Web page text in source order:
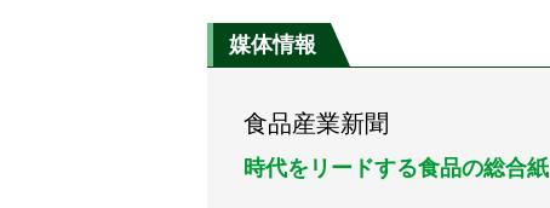
媒体情報
食品産業新聞
時代をリードする食品の総合紙